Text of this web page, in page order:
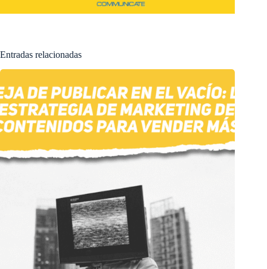
Entradas relacionadas